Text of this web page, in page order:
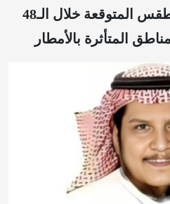
الحصيني يكشف حالة الطقس المتوقعة خلال الـ48
المتأثرة بالأمطار